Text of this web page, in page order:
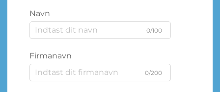
Navn
0/100
Firmanavn
0/200